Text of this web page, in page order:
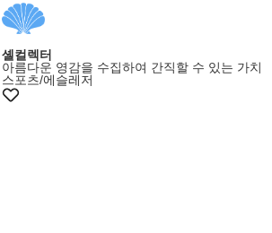
셸컬렉터
아름다운 영감을 수집하여 간직할 수 있는 가치
스포츠/에슬레저